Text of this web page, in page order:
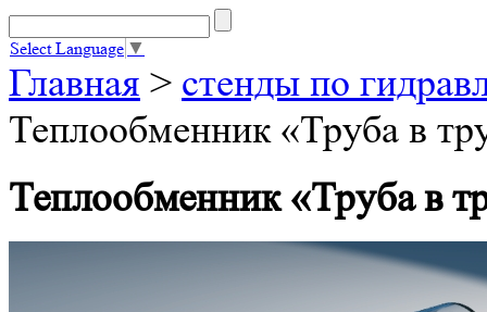
Select Language ▼
Главная > стенды по
Теплообменник «Труба в
Теплообменник «Труба в